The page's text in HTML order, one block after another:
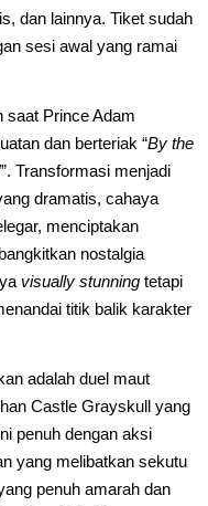
dan lainnya. Tiket sudah
sesi awal yang ramai
saat Prince Adam
dan berteriak “By the
”. Transformasi menjadi
dramatis, cahaya
menciptakan
nostalgia
visually stunning tetapi
titik balik karakter
adalah duel maut
Castle Grayskull yang
penuh dengan aksi
yang melibatkan sekutu
penuh amarah dan